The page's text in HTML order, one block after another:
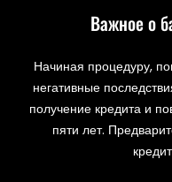
Важное о
Начиная процедуру,
негативные
получение кредита и
пяти лет.